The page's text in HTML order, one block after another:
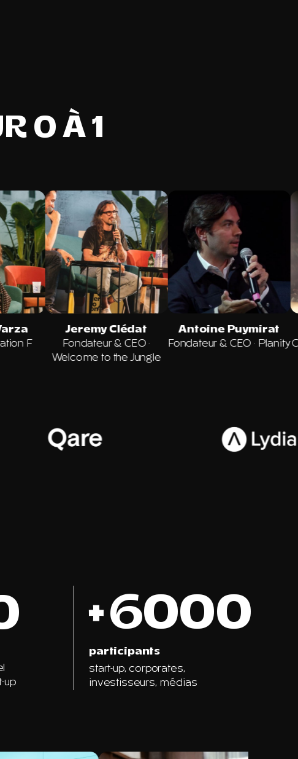
0 À 1
Bretton
& CEO·
Roxanne Varza
Directrice · Station F
Jeremy
Fondateur &
up
+6000
participants
start-up, corporates,
investisseurs, médias